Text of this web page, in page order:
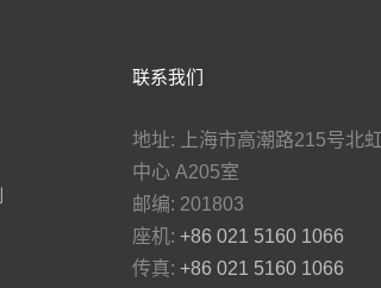
联系我们
地址: 上海市高潮路215号北
中心 A205室
邮编: 201803
座机: +86 021 5160 1066
传真: +86 021 5160 1066